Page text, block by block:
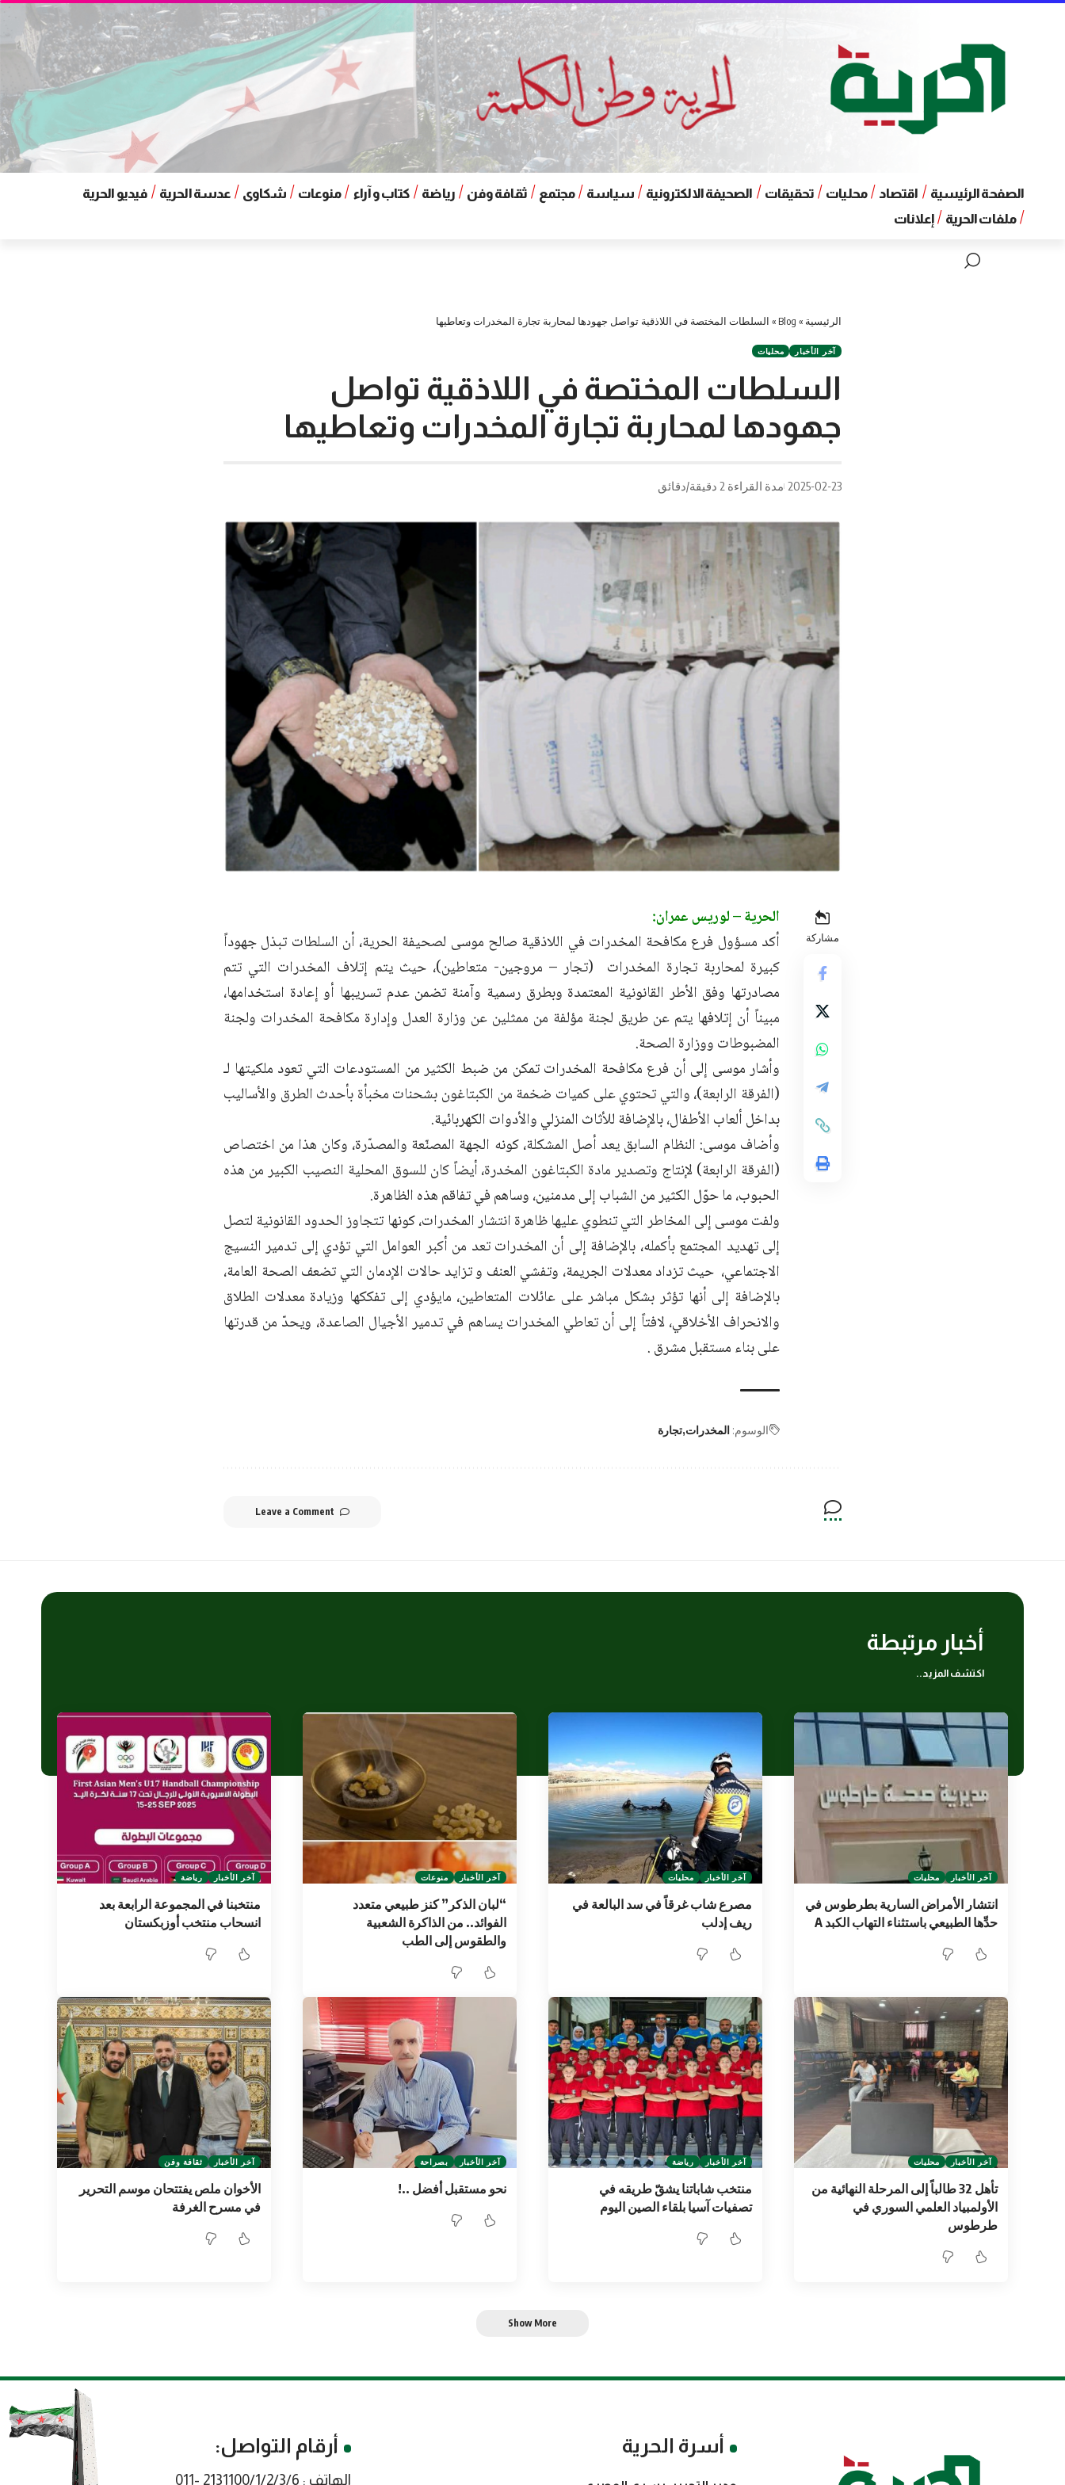
الصفحة الرئيسية اقتصاد محليات تحقيقات الصحيفة الالكترونية سياسة مجتمع ثقافة وفن رياضة كتاب و آراء منوعات شكاوى عدسة الحرية
فيديو الحرية
ملفات الحرية
إعلانات
الرئيسية »
Blog
» السلطات المختصة في اللاذقية تواصل جهودها لمحاربة تجارة المخدرات وتعاطيها
آخر الأخبار محليات
السلطات المختصة في اللاذقية تواصل
جهودها لمحاربة تجارة المخدرات وتعاطيها
2025-02-23 مدة القراءة 2 دقيقة/دقائق
مشاركة
الحرية – لوريس عمران:
أكد مسؤول فرع مكافحة المخدرات في اللاذقية صالح موسى لصحيفة الحرية، أن السلطات تبذل جهوداً
كبيرة لمحاربة تجارة المخدرات (تجار – مروجين- متعاطين)، حيث يتم إتلاف المخدرات التي تتم
مصادرتها وفق الأطر القانونية المعتمدة وبطرق رسمية وآمنة تضمن عدم تسريبها أو إعادة استخدامها،
مبيناً أن إتلافها يتم عن طريق لجنة مؤلفة من ممثلين عن وزارة العدل وإدارة مكافحة المخدرات ولجنة
المضبوطات ووزارة الصحة.
وأشار موسى إلى أن فرع مكافحة المخدرات تمكن من ضبط الكثير من المستودعات التي تعود ملكيتها لـ
(الفرقة الرابعة)، والتي تحتوي على كميات ضخمة من الكبتاغون بشحنات مخبأة بأحدث الطرق والأساليب
بداخل ألعاب الأطفال، بالإضافة للأثاث المنزلي والأدوات الكهربائية.
وأضاف موسى: النظام السابق يعد أصل المشكلة، كونه الجهة المصنّعة والمصدّرة، وكان هذا من اختصاص
(الفرقة الرابعة) لإنتاج وتصدير مادة الكبتاغون المخدرة، أيضاً كان للسوق المحلية النصيب الكبير من هذه
الحبوب، ما حوّل الكثير من الشباب إلى مدمنين، وساهم في تفاقم هذه الظاهرة.
ولفت موسى إلى المخاطر التي تنطوي عليها ظاهرة انتشار المخدرات، كونها تتجاوز الحدود القانونية لتصل
إلى تهديد المجتمع بأكمله، بالإضافة إلى أن المخدرات تعد من أكبر العوامل التي تؤدي إلى تدمير النسيج
الاجتماعي، حيث تزداد معدلات الجريمة، وتفشي العنف و تزايد حالات الإدمان التي تضعف الصحة العامة،
بالإضافة إلى أنها تؤثر بشكل مباشر على عائلات المتعاطين، مايؤدي إلى تفككها وزيادة معدلات الطلاق
والانحراف الأخلاقي، لافتاً إلى أن تعاطي المخدرات يساهم في تدمير الأجيال الصاعدة، ويحدّ من قدرتها
على بناء مستقبل مشرق .
الوسوم: المخدرات تجارة
Leave a Comment
أخبار مرتبطة
اكتشف المزيد..
آخر الأخبار محليات
انتشار الأمراض السارية بطرطوس في
حدِّها الطبيعي باستثناء التهاب الكبد A
آخر الأخبار محليات
مصرع شاب غرقاً في سد البالعة في
ريف إدلب
آخر الأخبار منوعات
“لبان الذكر” كنز طبيعي متعدد
الفوائد.. من الذاكرة الشعبية
والطقوس إلى الطب
آخر الأخبار رياضة
منتخبنا في المجموعة الرابعة بعد
انسحاب منتخب أوزبكستان
آخر الأخبار محليات
تأهل 32 طالباً إلى المرحلة النهائية من
الأولمبياد العلمي السوري في
طرطوس
آخر الأخبار رياضة
منتخب شاباتنا يشقّ طريقه في
تصفيات آسيا بلقاء الصين اليوم
آخر الأخبار بصراحة
نحو مستقبل أفضل ..!
آخر الأخبار ثقافة وفن
الأخوان ملص يفتتحان موسم التحرير
في مسرح الغرفة
Show More
أسرة الحرية أرقام التواصل:
الهاتف : 2131100/1/2/3/6 -011